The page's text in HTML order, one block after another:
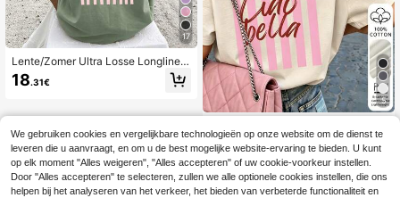
17
Lente/Zomer Ultra Losse Longline T
op, Dames T-shirt, Leuke Gestreept
e Slogan "Today Is A Happy Day" P
18.31€
5
atoen vintage cartoon Engelse grafi
sche print T-shirt met korte mouwe
n, retro ronde hals rugprint casual d
agelijkse streetwear top, Y2K esthe
tiek
#3 Bestseller in Katoen Vrouwen Tops, Blouses & Tee
11.38€
We gebruiken cookies en vergelijkbare technologieën op onze website om de dienst te
leveren die u aanvraagt, en om u de best mogelijke website-ervaring te bieden. U kunt
op elk moment "Alles weigeren", "Alles accepteren" of uw cookie-voorkeur instellen.
Door "Alles accepteren" te selecteren, zullen we alle optionele cookies instellen, die ons
helpen bij het analyseren van het verkeer, het bieden van verbeterde functionaliteit en